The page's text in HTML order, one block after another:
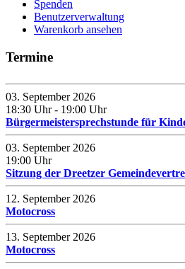
Spenden
Benutzerverwaltung
Warenkorb ansehen
Termine
03. September 2026
18:30 Uhr - 19:00 Uhr
Bürgermeistersprechstunde für
03. September 2026
19:00 Uhr
Sitzung der Dreetzer
12. September 2026
Motocross
13. September 2026
Motocross